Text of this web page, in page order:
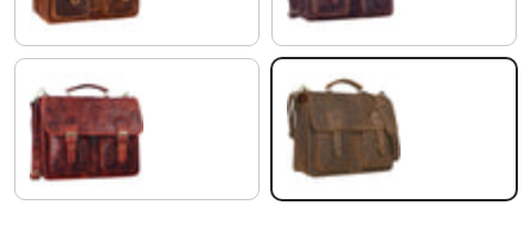
kara - rojo marrón - medio